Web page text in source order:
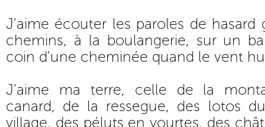
J'aime écouter les paroles de hasard
chemins, à la boulangerie, sur un
coin d'une cheminée quand le vent
J'aime ma terre, celle de la
canard, de la ressegue, des lotos
village, des péluts en yourtes, des